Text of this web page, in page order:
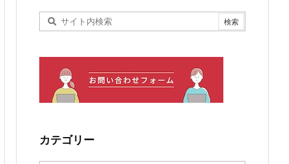
カテゴリー